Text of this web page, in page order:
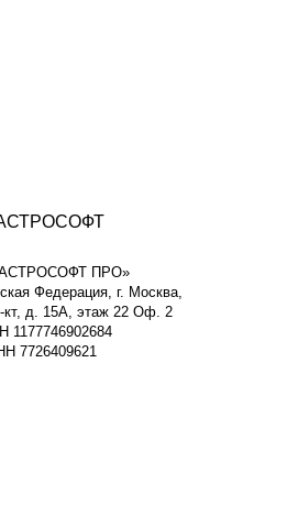
ПРО»
Федерация, г. Москва,
кт, д. 15А, этаж 22 Оф. 2
1177746902684
7726409621